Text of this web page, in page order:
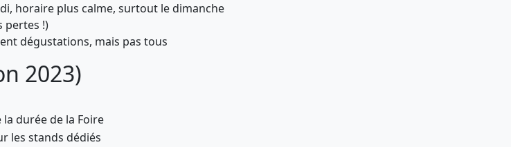
horaire plus calme, surtout le dimanche
pertes !)
dégustations, mais pas tous
2023)
durée de la Foire
les stands dédiés